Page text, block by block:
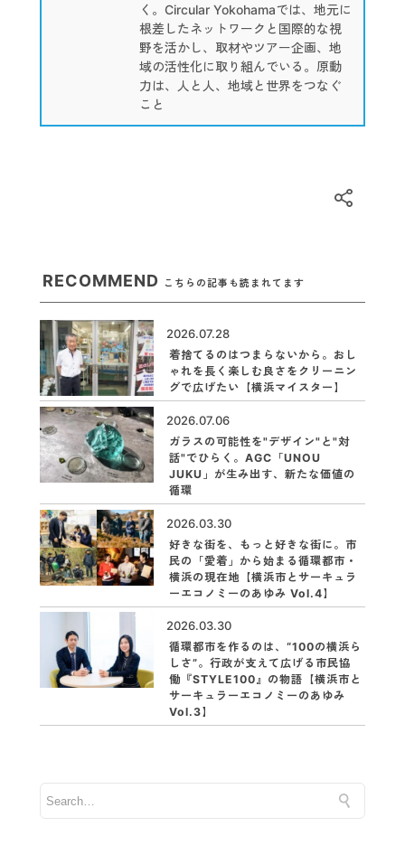
く。Circular Yokohamaでは、地元に
根差したネットワークと国際的な視
野を活かし、取材やツアー企画、地
域の活性化に取り組んでいる。原動
力は、人と人、地域と世界をつなぐ
こと
RECOMMEND こちらの記事も読まれてます
2026.07.28
着捨てるのはつまらないから。おし
ゃれを長く楽しむ良さをクリーニン
グで広げたい【横浜マイスター】
2026.07.06
ガラスの可能性を"デザイン"と"対
話"でひらく。AGC「UNOU
JUKU」が生み出す、新たな価値の
循環
2026.03.30
好きな街を、もっと好きな街に。市
民の「愛着」から始まる循環都市・
横浜の現在地【横浜市とサーキュラ
ーエコノミーのあゆみ Vol.4】
2026.03.30
循環都市を作るのは、“100の横浜ら
しさ”。行政が支えて広げる市民協
働『STYLE100』の物語【横浜市と
サーキュラーエコノミーのあゆみ
Vol.3】